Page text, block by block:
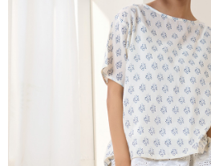
ATM／網路銀行／等多元方式進行付款，方
※ 請注意：結帳手續完成當下不需立刻繳費
購買商品的店家。未經商家同意取消之訂單
後付繳納相關費用。
※ 交易是否成功請以「AFTEE先享後付 」之
是否繳費成功／繳費後需取消欲退款等相關
https://
１．透過由恩沛科技股份有限公司提供之「
易，需依本服務之必要範圍內提供個人資料
每筆NT$60，滿NT$2,000(含以上)免運
每筆NT$60，滿NT$2,000(含以上)免運
黑貓宅急便(包裹尺寸60cm以下)
每筆NT$100，滿NT$2,000(含以上)免